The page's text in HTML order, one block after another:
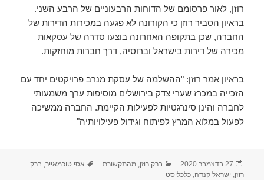
רוזן, לאור פרסומם של הדוחות הרבעוניים של הרבע השני.
בראיון הסביר רוזן כי הקורונה לא פגעה במכירות הדירות של
החברה, שכן בתקופה האחרונה בוצעו סדרה של עסקאות
מכירה של דירות בישראל וברוסיה, דרך חברות מוחזקות.
בראיון אמר רוזן: "ההשלמה של עסקת מנרב פרויקטים יחד עם
הזכייה במכרז שערי צדק בירושלים מוסיפות ערך משמעותי
לחברה והינן סינרגטיות לפעילות הקיימת. החברה ממשיכה
לפעול במלוא המרץ לפיתוח וגידול פעילויותיה"
פורסם
בתאריך
27 בדצמבר 2020 קטגוריות
ברק רוזן,מהתקשורת תגיות
אסי טוכמאייר,ברק
רוזן, ישראל קנדה,כלכליסט